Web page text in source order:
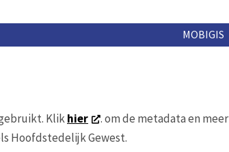
MOBIGIS
Klikhier
. om de metadata en meer
Hoofdstedelijk Gewest.